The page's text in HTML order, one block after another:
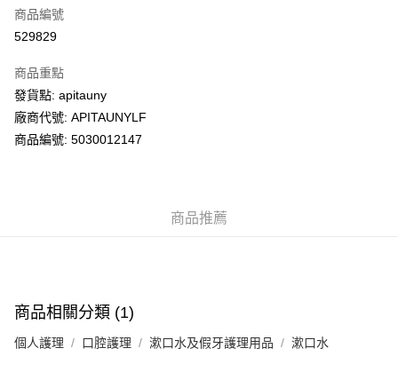
AlipayHK
WeChat Pay
送貨方式
每筆HK$50.00，滿HK$200.00或以上免運費
UNY 門市自取
商品編號
529829
商品重點
發貨點: apitauny
廠商代號: APITAUNYLF
商品編號: 5030012147
商品推薦
商品相關分類 (1)
個人護理 口腔護理 漱口水及假牙護理用品 漱口水